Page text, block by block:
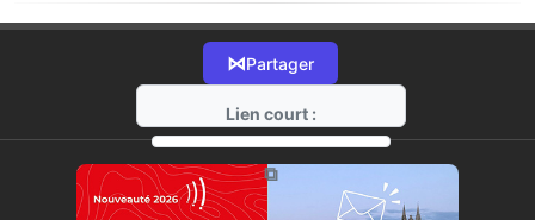
⋈Partager
Lien court :
https://radio-g.fr?15892
⧉